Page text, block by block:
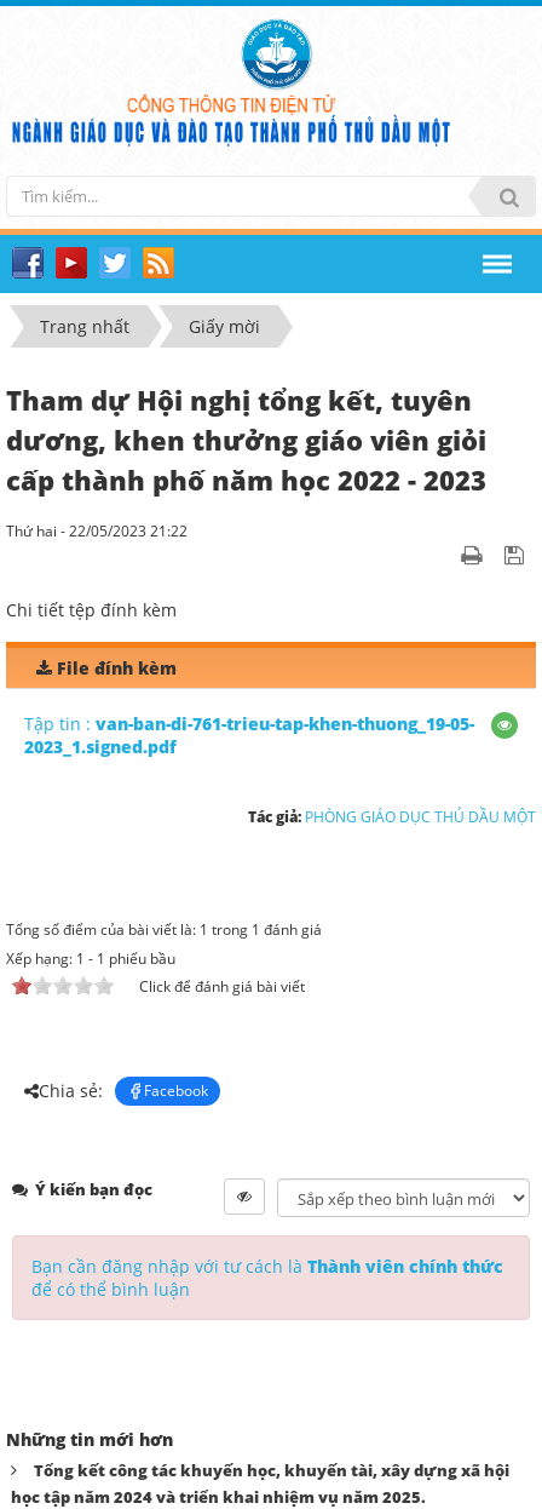
Trang nhất Giấy mời
Tham dự Hội nghị tổng kết, tuyên
dương, khen thưởng giáo viên giỏi
cấp thành phố năm học 2022 - 2023
Thứ hai - 22/05/2023 21:22
Chi tiết tệp đính kèm
File đính kèm
Tập tin : van-ban-di-761-trieu-tap-khen-thuong_19-05-
2023_1.signed.pdf
Tác giả: PHÒNG GIÁO DỤC THỦ DẦU MỘT
Tổng số điểm của bài viết là: 1 trong 1 đánh giá
Xếp hạng: 1 - 1 phiếu bầu
Click để đánh giá bài viết
Chia sẻ: Facebook
Ý kiến bạn đọc
Bạn cần đăng nhập với tư cách là Thành viên chính thức
để có thể bình luận
Những tin mới hơn
Tổng kết công tác khuyến học, khuyến tài, xây dựng xã hội
học tập năm 2024 và triển khai nhiệm vụ năm 2025.